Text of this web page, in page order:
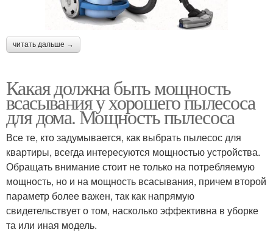
читать дальше →
Какая должна быть мощность
всасывания у хорошего пылесоса
для дома. Мощность пылесоса
Все те, кто задумывается, как выбрать пылесос для
квартиры, всегда интересуются мощностью устройства.
Обращать внимание стоит не только на потребляемую
мощность, но и на мощность всасывания, причем второй
параметр более важен, так как напрямую
свидетельствует о том, насколько эффективна в уборке
та или иная модель.